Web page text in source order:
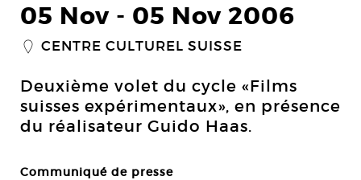
05 Nov - 05 Nov 2006
_ CENTRE CULTUREL SUISSE
Deuxième volet du cycle «Films
suisses expérimentaux», en présence
du réalisateur Guido Haas.
Communiqué de presse